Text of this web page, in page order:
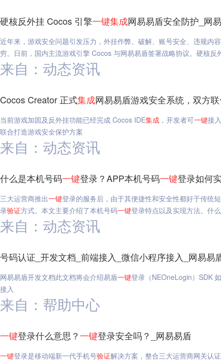
硬核反外挂 Cocos 引擎一键集成网易易盾安全防护_网
近年来，游戏安全问题引发压力，外挂作弊、破解、账号安全、违规内
穷。日前，国内主流游戏引擎 Cocos 与网易易盾签署战略协议。硬核反
来自：动态资讯
Cocos Creator 正式集成网易易盾游戏安全系统，双方
当前游戏加固及反外挂功能已经完成 Cocos IDE集成 ，开发者可一键接
联合打造游戏安全保护方案
来自：动态资讯
什么是本机号码一键登录？APP本机号码一键登录如何
三大运营商推出一键登录的服务后，由于其便捷性和安全性都好于传统
录验证方式。本文主要介绍了本机号码一键登录特点以及实现方法。什
来自：动态资讯
号码认证_开发文档_前端接入_微信小程序接入_网易易
网易易盾开发文档此文档将会介绍易盾一键登录（NEOneLogin）SDK
接入
来自：帮助中心
一键登录什么意思？一键登录安全吗？_网易易盾
一键登录是移动端新一代手机号验证解决方案，整合三大运营商网关认